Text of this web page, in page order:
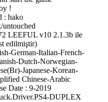
!
: hako
untouched
LEEFUL v10 2.1.3b ile
edilmiştir)
German-Italian-French-
Dutch-Norwegian-
Japanese-Korean-
Chinese-Arabic
Date : 9-2019
DUPLEX